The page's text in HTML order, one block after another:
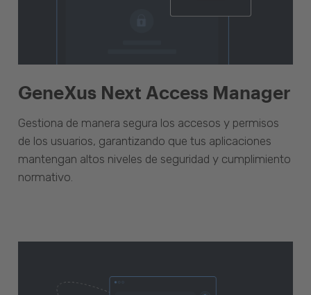
GeneXus Next Access Manager
Gestiona de manera segura los accesos y permisos
de los usuarios, garantizando que tus aplicaciones
mantengan altos niveles de seguridad y cumplimiento
normativo.